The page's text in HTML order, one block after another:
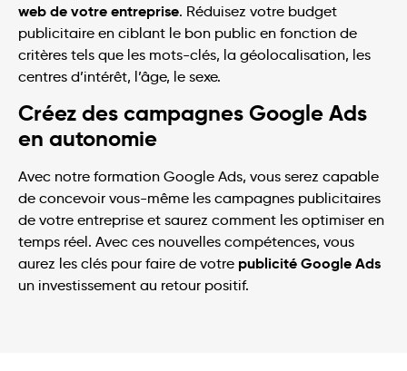
web de votre entreprise. Réduisez votre budget
publicitaire en ciblant le bon public en fonction de
critères tels que les mots-clés, la géolocalisation, les
centres d’intérêt, l’âge, le sexe.
Créez des campagnes Google Ads
en autonomie
Avec notre formation Google Ads, vous serez capable
de concevoir vous-même les campagnes publicitaires
de votre entreprise et saurez comment les optimiser en
temps réel. Avec ces nouvelles compétences, vous
aurez les clés pour faire de votre publicité Google Ads
un investissement au retour positif.